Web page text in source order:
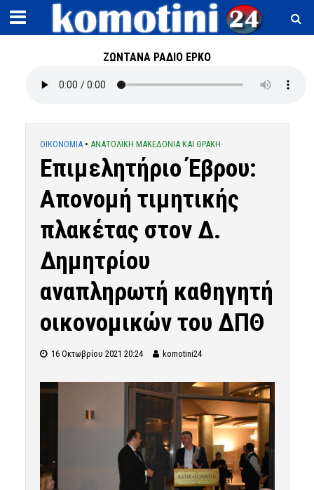
ΖΩΝΤΑΝΑ ΡΑΔΙΟ ΕΡΚΟ
OIKONOMIA • ΑΝΑΤΟΛΙΚΗ ΜΑΚΕΔΟΝΙΑ ΚΑΙ ΘΡΑΚΗ
Επιμελητήριο Έβρου:
Απονομή τιμητικής
πλακέτας στον Δ.
Δημητρίου
αναπληρωτή καθηγητή
οικονομικών του ΔΠΘ
16 Οκτωβρίου 2021 20:24 komotini24